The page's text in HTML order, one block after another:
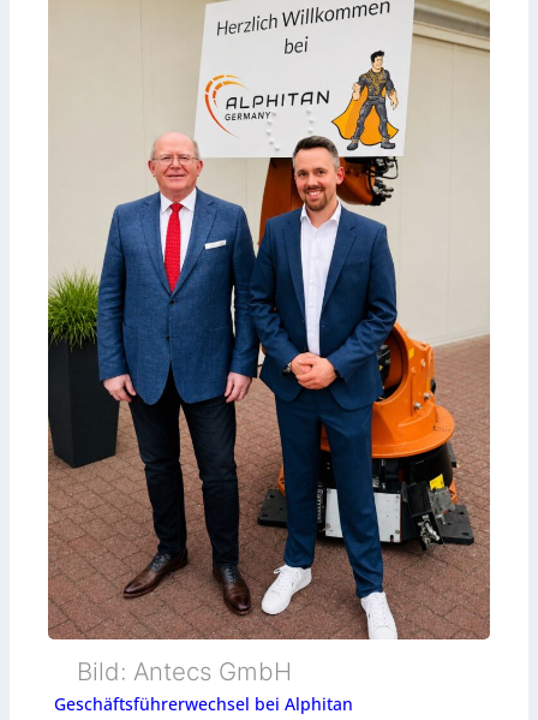
Bild: Antecs GmbH
Geschäftsführerwechsel bei Alphitan